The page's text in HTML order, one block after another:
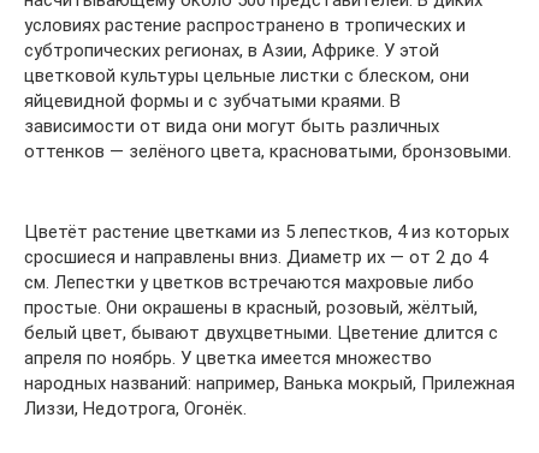
условиях растение распространено в тропических и
субтропических регионах, в Азии, Африке. У этой
цветковой культуры цельные листки с блеском, они
яйцевидной формы и с зубчатыми краями. В
зависимости от вида они могут быть различных
оттенков — зелёного цвета, красноватыми, бронзовыми.
Цветёт растение цветками из 5 лепестков, 4 из которых
сросшиеся и направлены вниз. Диаметр их — от 2 до 4
см. Лепестки у цветков встречаются махровые либо
простые. Они окрашены в красный, розовый, жёлтый,
белый цвет, бывают двухцветными. Цветение длится с
апреля по ноябрь. У цветка имеется множество
народных названий: например, Ванька мокрый, Прилежная
Лиззи, Недотрога, Огонёк.